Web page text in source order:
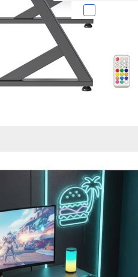
Sobre la
Cuando visitas un
Esta información
Cookies
Estas cookies son
cookies
administrar tu
presentación del
existencia de estas
información de